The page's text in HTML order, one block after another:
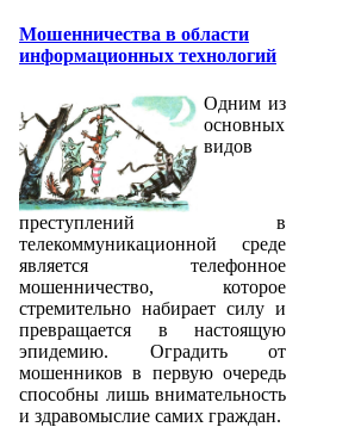
Мошенничества в области
информационных технологий
Одним из
основных
видов
преступлений в
телекоммуникационной среде
является телефонное
мошенничество, которое
стремительно набирает силу и
превращается в настоящую
эпидемию. Оградить от
мошенников в первую очередь
способны лишь внимательность
и здравомыслие самих граждан.